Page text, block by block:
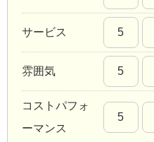
サービス 5
雰囲気 5
コストパフォ
ーマンス
5